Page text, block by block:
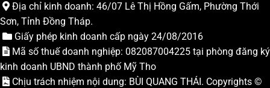
Địa chỉ kinh doanh: 46/07 Lê Thị Hồng Gấm, Phường Thới
Sơn, Tỉnh Đồng Tháp.
Giấy phép kinh doanh cấp ngày 24/08/2016
Mã số thuế doanh nghiệp: 082087004225 tại phòng đăng ký
kinh doanh UBND thành phố Mỹ Tho
Chịu trách nhiệm nội dung: BÙI QUANG THÁI. Copyrights ©